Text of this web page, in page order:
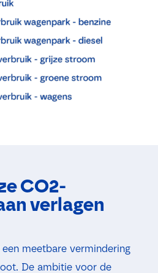
CO2-
verlagen
meetbare vermindering
De ambitie voor de